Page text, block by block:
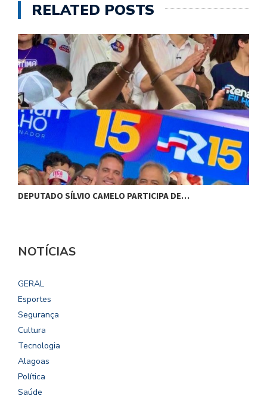
RELATED POSTS
DEPUTADO SÍLVIO CAMELO PARTICIPA DE…
NOTÍCIAS
GERAL
Esportes
Segurança
Cultura
Tecnologia
Alagoas
Política
Saúde